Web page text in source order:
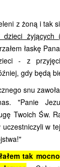
z żoną i tak
żyjących
łaskę
- z
gdy będą
snu
"Panie
Twoich Św.
w
tak